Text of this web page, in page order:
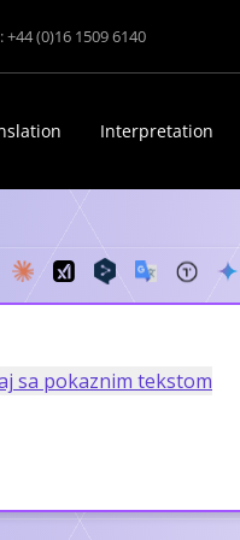
+44 (0)16 1509 6140
Interpretation